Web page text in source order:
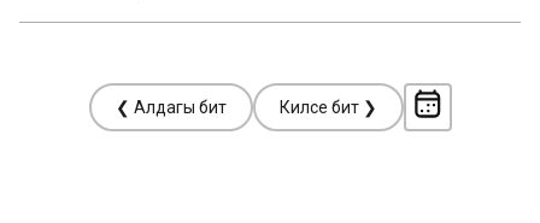
❮ Алдагы бит Киләсе бит ❯